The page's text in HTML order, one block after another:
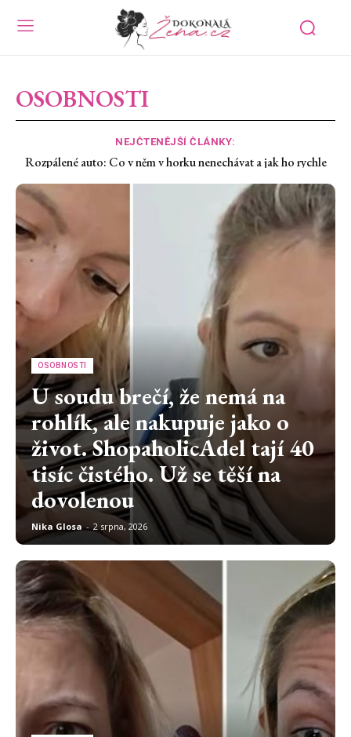
OSOBNOSTI
NEJČTENĚJŠÍ ČLÁNKY:
Suché oči z klimatizace: Proč pálí a co jim rychle uleví
OSOBNOSTI
U soudu brečí, že nemá na
rohlík, ale nakupuje jako o
život. ShopaholicAdel tají 40
tisíc čistého. Už se těší na
dovolenou
Nika Glosa - 2 srpna, 2026